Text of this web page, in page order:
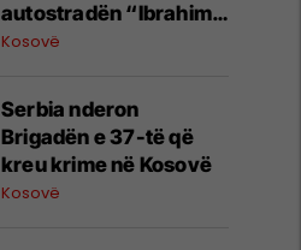
autostradën “Ibrahim
Rugova”
Kosovë
​Serbia nderon
Brigadën e 37-të që
kreu krime në Kosovë
Kosovë